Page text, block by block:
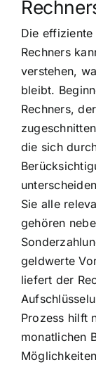
Die
Rechners
verstehen,
bleibt.
Rechners,
die sich
Sie alle
gehören
geldwerte
liefert der
Prozess hilft
monatlichen